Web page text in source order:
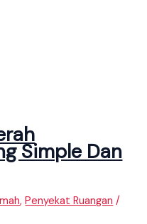
Simple Dan
,Penyekat Ruangan /